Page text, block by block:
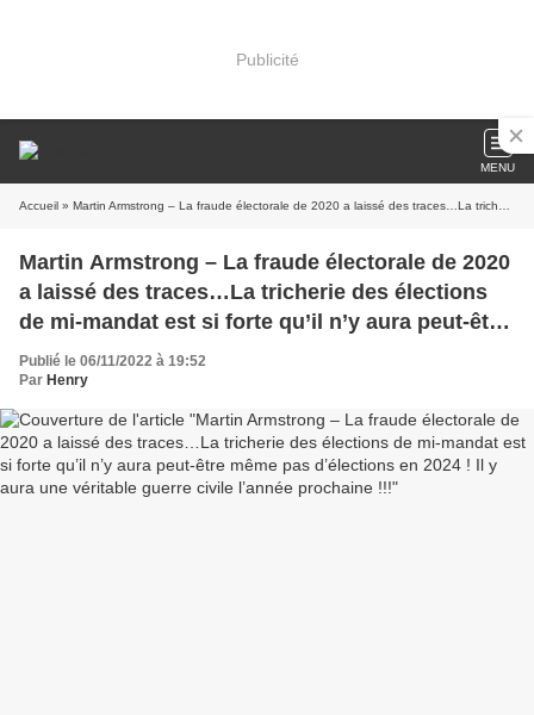
Publicité
MENU
Accueil » Martin Armstrong – La fraude électorale de 2020 a laissé des traces…La tricherie des élections de mi-mandat est si forte qu’il n’y aura peut-être même pas d’élections en 2024 ! Il y aura une véritable guerre civile l’année prochaine !!!
Martin Armstrong – La fraude électorale de 2020
a laissé des traces…La tricherie des élections
de mi-mandat est si forte qu’il n’y aura peut-être
même pas d’élections en 2024 ! Il y aura une
véritable guerre civile l’année prochaine !!!
Publié le 06/11/2022 à 19:52
Par Henry